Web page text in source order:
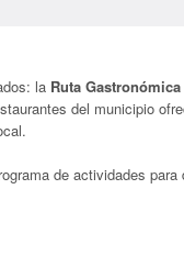
la Ruta
del municipio
de actividades